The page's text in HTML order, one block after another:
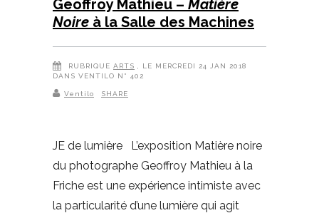
Geoffroy Mathieu – Matière
Noire à la Salle des Machines
RUBRIQUE ARTS , LE MERCREDI 24 JAN 2018
DANS VENTILO N° 402
Ventilo SHARE
JE de lumière L’exposition Matière noire
du photographe Geoffroy Mathieu à la
Friche est une expérience intimiste avec
la particularité d’une lumière qui agit